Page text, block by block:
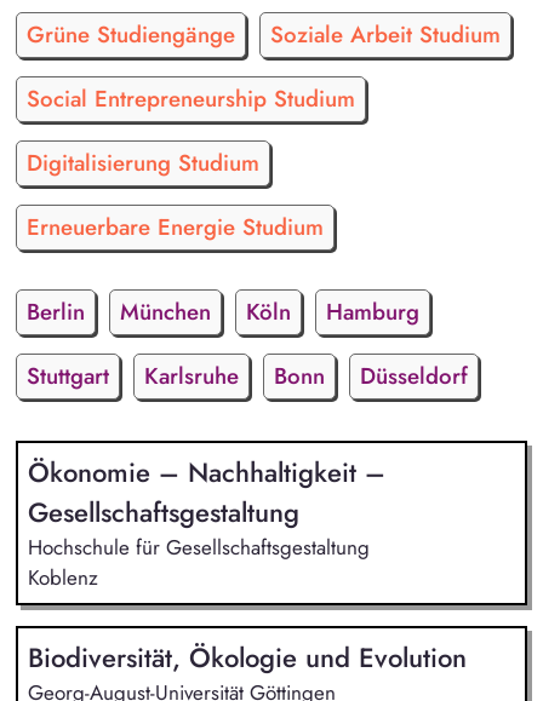
Ökonomie – Nachhaltigkeit –
Gesellschaftsgestaltung
Hochschule für Gesellschaftsgestaltung
Koblenz
Biodiversität, Ökologie und Evolution
Georg-August-Universität Göttingen
Grüne Studiengänge
Soziale Arbeit Studium
Social Entrepreneurship Studium
Digitalisierung Studium
Erneuerbare Energie Studium
Berlin München Köln
Hamburg
Stuttgart
Karlsruhe Bonn Düsseldorf